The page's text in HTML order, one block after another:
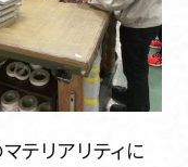
テリアリティに